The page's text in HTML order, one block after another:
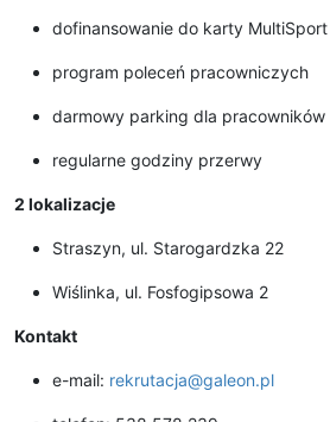
dofinansowanie do karty MultiSport
program poleceń pracowniczych
darmowy parking dla pracowników
regularne godziny przerwy
2 lokalizacje
Straszyn, ul. Starogardzka 22
Wiślinka, ul. Fosfogipsowa 2
Kontakt
e-mail: rekrutacja@galeon.pl